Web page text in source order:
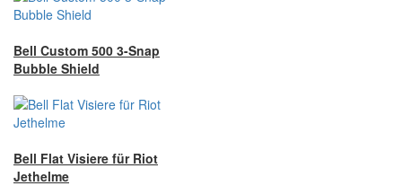
Bell Custom 500 3-Snap
Bubble Shield
Bell Flat Visiere für Riot
Jethelme